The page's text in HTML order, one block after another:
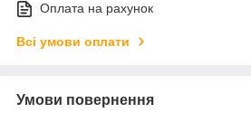
Оплата на рахунок
Всі умови оплати
Умови повернення